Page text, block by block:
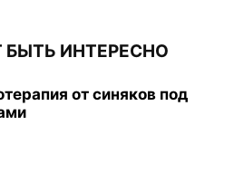
ИНТЕРЕСНО
от синяков под